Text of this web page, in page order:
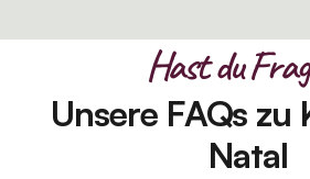
Hast du
Unsere FAQs zu
Natal